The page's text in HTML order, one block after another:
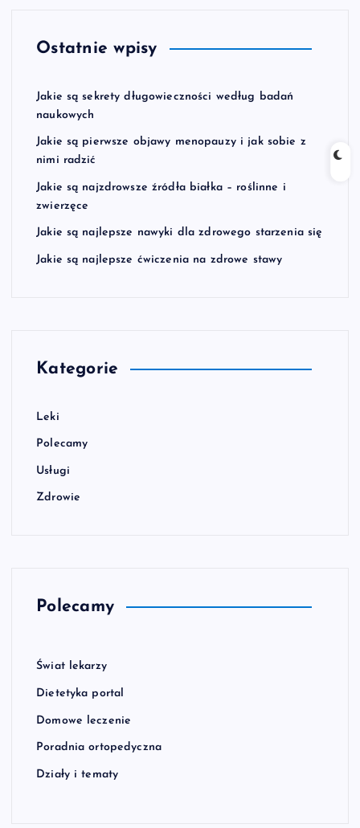
Ostatnie wpisy
Jakie są sekrety długowieczności według badań
naukowych
Jakie są pierwsze objawy menopauzy i jak sobie z
nimi radzić
Jakie są najzdrowsze źródła białka – roślinne i
zwierzęce
Jakie są najlepsze nawyki dla zdrowego starzenia się
Jakie są najlepsze ćwiczenia na zdrowe stawy
Kategorie
Leki
Polecamy
Usługi
Zdrowie
Polecamy
Świat lekarzy
Dietetyka portal
Domowe leczenie
Poradnia ortopedyczna
Działy i tematy